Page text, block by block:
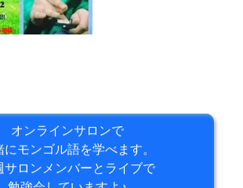
オンラインサロンで
にモンゴル語を学べます。
サロンメンバーとライブで
勉強会していますよ♪